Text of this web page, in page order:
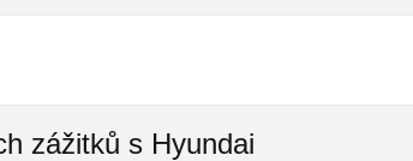
zážitků s Hyundai